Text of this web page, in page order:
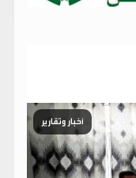
أخبار وتقارير